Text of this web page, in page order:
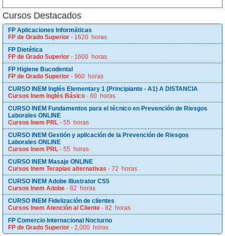
Cursos Destacados
FP Aplicaciones Informáticas
FP de Grado Superior - 1620 horas
FP Dietética
FP de Grado Superior - 1600 horas
FP Higiene Bucodental
FP de Grado Superior - 960 horas
CURSO INEM Inglés Elementary 1 (Principiante - A1) A DISTANCIA
Cursos Inem Inglés Básico - 60 horas
CURSO INEM Fundamentos para el técnico en Prevención de Riesgos
Laborales ONLINE
Cursos Inem PRL - 55 horas
CURSO INEM Gestión y aplicación de la Prevención de Riesgos
Laborales ONLINE
Cursos Inem PRL - 55 horas
CURSO INEM Masaje ONLINE
Cursos Inem Terapias alternativas - 72 horas
CURSO INEM Adobe Illustrator CS5
Cursos Inem Adobe - 82 horas
CURSO INEM Fidelización de clientes
Cursos Inem Atención al Cliente - 82 horas
FP Comercio Internacional Nocturno
FP de Grado Superior - 2,000 horas